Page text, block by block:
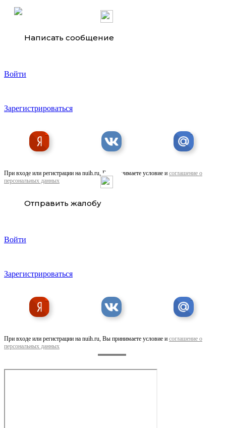
Кредитное предложение для Бизнеса по РФ. Деньги на
Написать сообщение
Войти
Зарегистрироваться
При входе или регистрации на nuih.ru, Вы принимаете условие и соглашение о
персональных данных
Отправить жалобу
Войти
Зарегистрироваться
При входе или регистрации на nuih.ru, Вы принимаете условие и соглашение о
персональных данных